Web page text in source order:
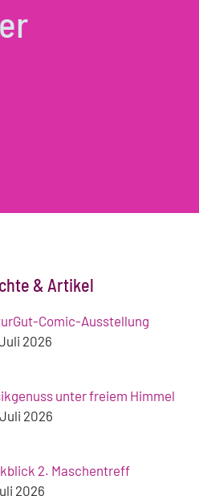
& Artikel
Comic-Ausstellung
2026
unter freiem Himmel
2026
2. Maschentreff
2026